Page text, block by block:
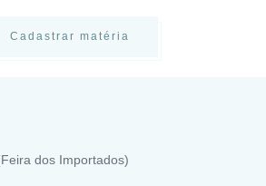
Cadastrar matéria
dos Importados)